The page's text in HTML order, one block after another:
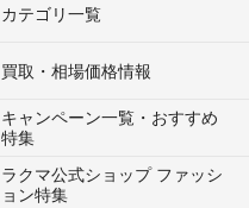
カテゴリ一覧
買取・相場価格情報
キャンペーン一覧・おすすめ
特集
ラクマ公式ショップ ファッシ
ョン特集